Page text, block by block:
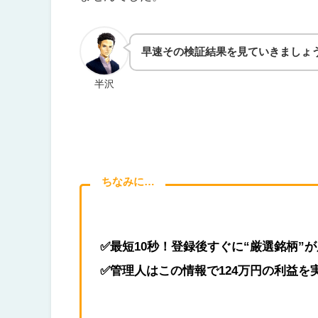
半沢
早速その検証結果を見ていきましょ
ちなみに…
✅最短10秒！登録後すぐに“厳選銘柄”が
✅管理人はこの情報で124万円の利益を